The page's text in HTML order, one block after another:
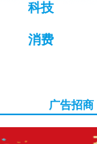
科技
消费
广告招商